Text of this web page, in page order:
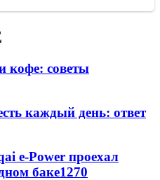
кофе: советы
каждый день: ответ
e-Power проехал
баке1270